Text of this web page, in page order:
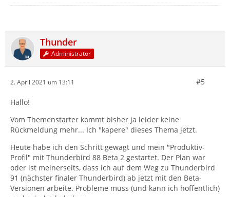
Thunder
Administrator
2. April 2021 um 13:11 #5
Hallo!
Vom Themenstarter kommt bisher ja leider keine
Rückmeldung mehr... Ich "kapere" dieses Thema jetzt.
Heute habe ich den Schritt gewagt und mein "Produktiv-
Profil" mit Thunderbird 88 Beta 2 gestartet. Der Plan war
oder ist meinerseits, dass ich auf dem Weg zu Thunderbird
91 (nächster finaler Thunderbird) ab jetzt mit den Beta-
Versionen arbeite. Probleme muss (und kann ich hoffentlich)